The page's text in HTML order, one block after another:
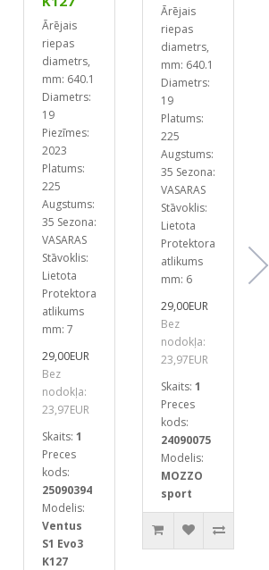
Ārējais
riepas
diametrs,
mm: 640.1
Diametrs:
19
Piezīmes:
2023
Platums:
225
Augstums:
35 Sezona:
VASARAS
Stāvoklis:
Lietota
Protektora
atlikums
mm: 7
29,00EUR
Bez
nodokļa:
23,97EUR
Skaits: 1
Preces
kods:
25090394
Modelis:
Ventus
S1 Evo3
K127
Ārējais
riepas
diametrs,
mm: 640.1
Diametrs:
19
Platums:
225
Augstums:
35 Sezona:
VASARAS
Stāvoklis:
Lietota
Protektora
atlikums
mm: 6
29,00EUR
Bez
nodokļa:
23,97EUR
Skaits: 1
Preces
kods:
24090075
Modelis:
MOZZO
sport